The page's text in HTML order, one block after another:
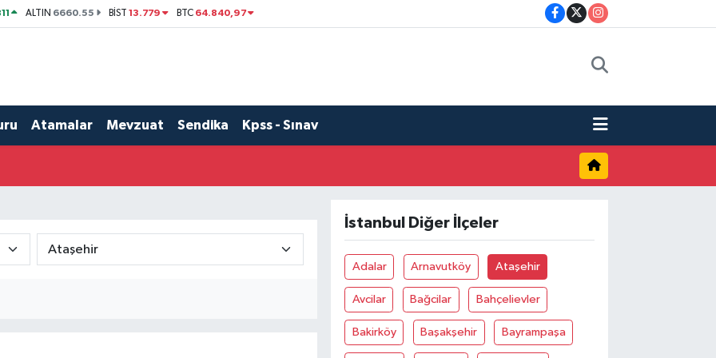
ALTIN 6660.55 BİST13.779 BTC 64.840,97
Atamalar Mevzuat Sendika Kpss - Sınav
İstanbul Diğer İlçeler
Adalar Arnavutköy Ataşehir
Avcilar Bağcilar Bahçelievler
Bakirköy Başakşehir Bayrampaşa